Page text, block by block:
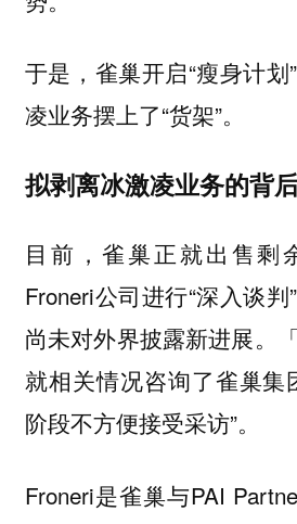
于是，雀巢开启“瘦身计
凌业务摆上了“货架”。
拟剥离冰激凌业务的背
目前，雀巢正就出售剩
Froneri公司进行“深入谈判
尚未对外界披露新进展。
就相关情况咨询了雀巢集
阶段不方便接受采访”。
Froneri是雀巢与PAI